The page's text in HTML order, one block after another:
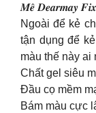
𝑴𝒆̂ 𝑫𝒆𝒂𝒓𝒎𝒂𝒚
Ngoài để kẻ
tận dụng để
màu thế này ai
Chất gel siêu
Đầu cọ mềm
Bám màu cực